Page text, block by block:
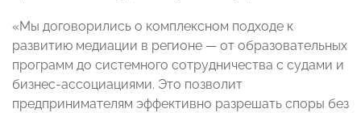
«Мы договорились о комплексном подходе к
развитию медиации в регионе — от образовательных
программ до системного сотрудничества с судами и
бизнес-ассоциациями. Это позволит
предпринимателям эффективно разрешать споры без